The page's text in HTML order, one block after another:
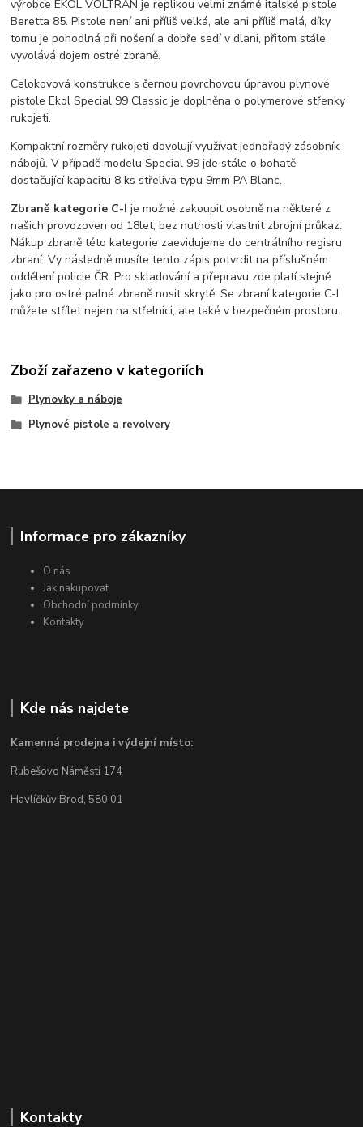
výrobce EKOL VOLTRAN je replikou velmi známé italské pistole
Beretta 85. Pistole není ani příliš velká, ale ani příliš malá, díky
tomu je pohodlná při nošení a dobře sedí v dlani, přitom stále
vyvolává dojem ostré zbraně.
Celokovová konstrukce s černou povrchovou úpravou plynové
pistole Ekol Special 99 Classic je doplněna o polymerové střenky
rukojeti.
Kompaktní rozměry rukojeti dovolují využívat jednořadý zásobník
nábojů. V případě modelu Special 99 jde stále o bohatě
dostačující kapacitu 8 ks střeliva typu 9mm PA Blanc.
Zbraně kategorie C-I je možné zakoupit osobně na některé z
našich provozoven od 18let, bez nutnosti vlastnit zbrojní průkaz.
Nákup zbraně této kategorie zaevidujeme do centrálního regisru
zbraní. Vy následně musíte tento zápis potvrdit na příslušném
oddělení policie ČR. Pro skladování a přepravu zde platí stejně
jako pro ostré palné zbraně nosit skrytě. Se zbraní kategorie C-I
můžete střílet nejen na střelnici, ale také v bezpečném prostoru.
Zboží zařazeno v kategoriích
Plynovky a náboje
Plynové pistole a revolvery
Informace pro zákazníky
O nás
Jak nakupovat
Obchodní podmínky
Kontakty
Kde nás najdete
Kamenná prodejna i výdejní místo:
Rubešovo Náměstí 174
Havlíčkův Brod, 580 01
Kontakty